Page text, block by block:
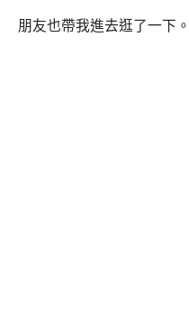
朋友也帶我進去逛了一下。